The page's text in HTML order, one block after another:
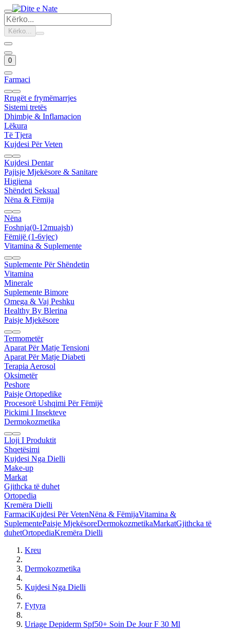
Kërko...
0
Farmaci
Rrugët e frymëmarrjes
Sistemi tretës
Dhimbje & Inflamacion
Lëkura
Të Tjera
Kujdesi Për Veten
Kujdesi Dentar
Pajisje Mjekësore & Sanitare
Higjiena
Shëndeti Seksual
Nëna & Fëmija
Nëna
Foshnja(0-12muajsh)
Fëmijë (1-6vjec)
Vitamina & Suplemente
Suplemente Për Shëndetin
Vitamina
Minerale
Suplemente Bimore
Omega & Vaj Peshku
Healthy By Blerina
Paisje Mjekësore
Termometër
Aparat Për Matje Tensioni
Aparat Për Matje Diabeti
Terapia Aerosol
Oksimetër
Peshore
Paisje Ortopedike
Procesorë Ushqimi Për Fëmijë
Pickimi I Insekteve
Dermokozmetika
Lloji I Produktit
Shqetësimi
Kujdesi Nga Dielli
Make-up
Markat
Gjithcka të duhet
Ortopedia
Kremëra Dielli
FarmaciKujdesi Për VetenNëna & FëmijaVitamina &
SuplementePaisje MjekësoreDermokozmetikaMarkatGjithcka të
duhetOrtopediaKremëra Dielli
Kreu
Dermokozmetika
Kujdesi Nga Dielli
Fytyra
Uriage Depiderm Spf50+ Soin De Jour F 30 Ml